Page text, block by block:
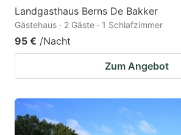
Landgasthaus Berns De Bakker
Gästehaus · 2 Gäste · 1 Schlafzimmer
95 € /Nacht
Zum Angebot